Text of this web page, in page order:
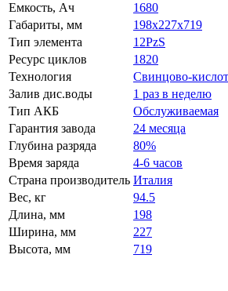
Емкость, Ач
1680
Габариты, мм
198x227x719
Тип элемента
12PzS
Ресурс циклов
1820
Технология
Свинцово-
Залив дис.воды
1 раз в неделю
Тип АКБ
Обслуживаемая
Гарантия завода
24 месяца
Глубина разряда
80%
Время заряда
4-6 часов
Страна производитель Италия
Вес, кг
94.5
Длина, мм
198
Ширина, мм
227
Высота, мм
719